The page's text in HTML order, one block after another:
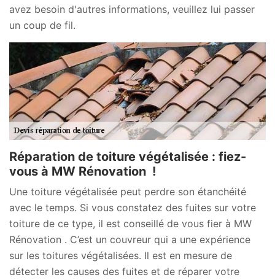
avez besoin d'autres informations, veuillez lui passer
un coup de fil.
Réparation de toiture végétalisée : fiez-
vous à MW Rénovation !
Une toiture végétalisée peut perdre son étanchéité
avec le temps. Si vous constatez des fuites sur votre
toiture de ce type, il est conseillé de vous fier à MW
Rénovation . C’est un couvreur qui a une expérience
sur les toitures végétalisées. Il est en mesure de
détecter les causes des fuites et de réparer votre